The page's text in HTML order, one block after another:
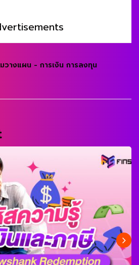
วางแผน - การเงิน การลงทุน